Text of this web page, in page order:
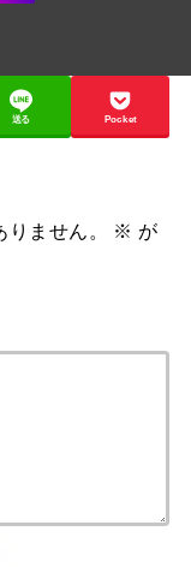
送る Pocket
ません。 ※ が